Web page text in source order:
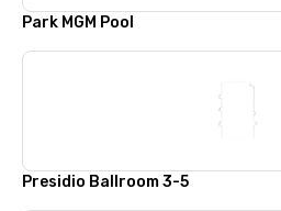
Park MGM Pool
Presidio Ballroom 3-5